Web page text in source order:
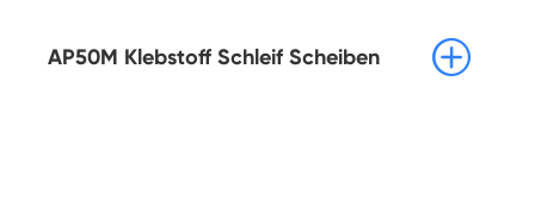
AP50M Klebstoff Schleif Scheiben 